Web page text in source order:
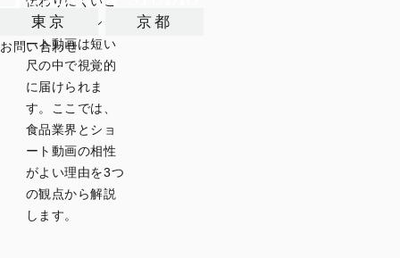
東京 京都
お問い合わせ
類似商
品や競
合が飽
和し、
価格以
外での
差別化
が難し
い
店頭や
の情報を、ショ
ート動画は短い
尺の中で視覚的
に届けられま
す。ここでは、
食品業界とショ
ート動画の相性
がよい理由を3つ
の観点から解説
します。